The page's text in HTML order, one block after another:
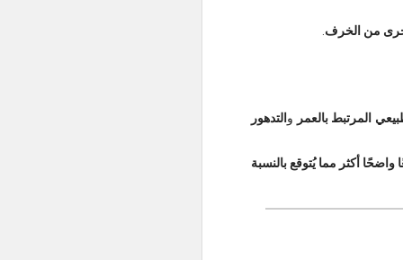
أخرى من الخرف
المرتبط بالعمر و التدهور
واضحًا أكثر مما يُتوقع بالنسبة